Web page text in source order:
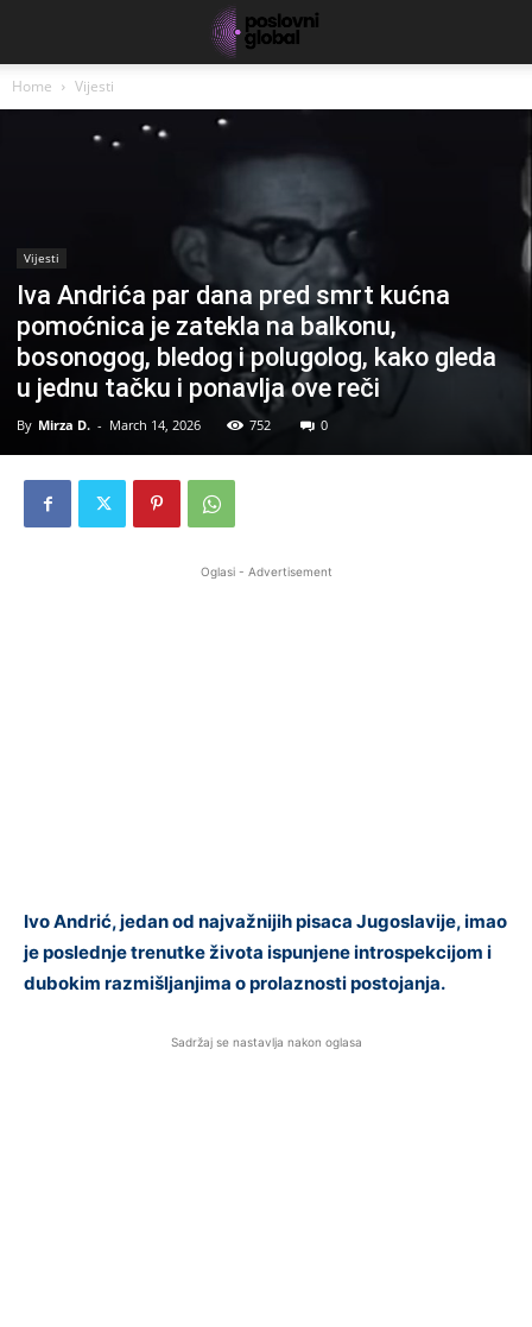
Home Vijesti
Vijesti
Iva Andrića par dana pred smrt kućna
pomoćnica je zatekla na balkonu,
bosonogog, bledog i polugolog, kako gleda
u jednu tačku i ponavlja ove reči
By Mirza D. - March 14, 2026 752 0
Oglasi - Advertisement
Ivo Andrić, jedan od najvažnijih pisaca Jugoslavije, imao
je poslednje trenutke života ispunjene introspekcijom i
dubokim razmišljanjima o prolaznosti postojanja.
Sadržaj se nastavlja nakon oglasa